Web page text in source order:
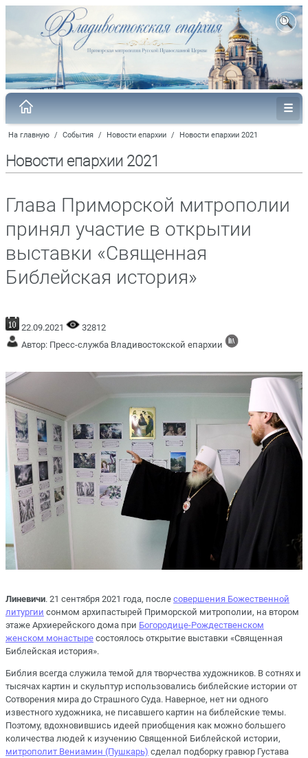
На главную / События / Новости епархии / Новости епархии 2021
Новости епархии 2021
Глава Приморской митрополии
принял участие в открытии
выставки «Священная
Библейская история»
22.09.2021
32812
Автор: Пресс-служба Владивостокской епархии
Линевичи. 21 сентября 2021 года, после совершения Божественной
литургии сонмом архипастырей Приморской митрополии, на втором
этаже Архиерейского дома при Богородице-Рождественском
женском монастыре состоялось открытие выставки «Священная
Библейская история».
Библия всегда служила темой для творчества художников. В сотнях и
тысячах картин и скульптур использовались библейские истории от
Сотворения мира до Страшного Суда. Наверное, нет ни одного
известного художника, не писавшего картин на библейские темы.
Поэтому, вдохновившись идеей приобщения как можно большего
количества людей к изучению Священной Библейской истории,
митрополит Вениамин (Пушкарь) сделал подборку гравюр Густава